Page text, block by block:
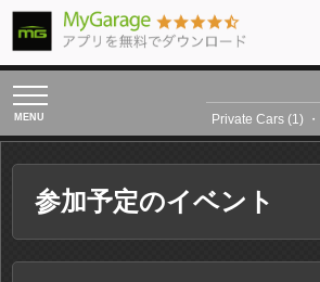
toggle
navigation
Private Cars (1) ・
参加予定のイベント